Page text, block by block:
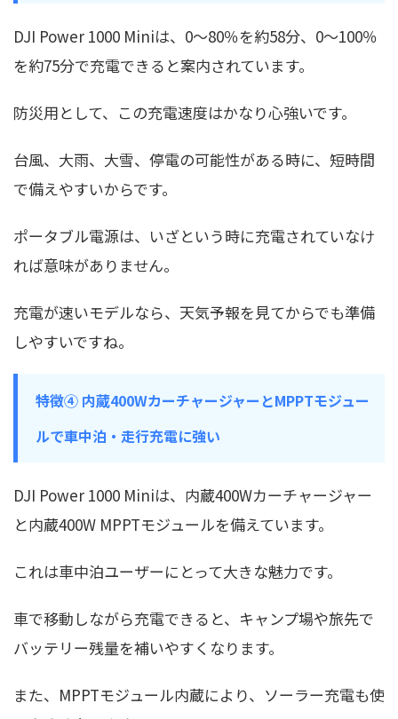
DJI Power 1000 Miniは、0〜80％を約58分、0〜100％
を約75分で充電できると案内されています。
防災用として、この充電速度はかなり心強いです。
台風、大雨、大雪、停電の可能性がある時に、短時間
で備えやすいからです。
ポータブル電源は、いざという時に充電されていなけ
れば意味がありません。
充電が速いモデルなら、天気予報を見てからでも準備
しやすいですね。
特徴④ 内蔵400WカーチャージャーとMPPTモジュー
ルで車中泊・走行充電に強い
DJI Power 1000 Miniは、内蔵400Wカーチャージャー
と内蔵400W MPPTモジュールを備えています。
これは車中泊ユーザーにとって大きな魅力です。
車で移動しながら充電できると、キャンプ場や旅先で
バッテリー残量を補いやすくなります。
また、MPPTモジュール内蔵により、ソーラー充電も使